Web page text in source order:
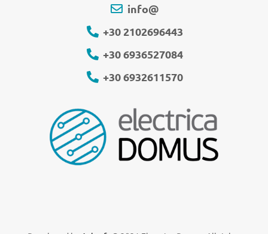
info@
+30 2102696443
+30 6936527084
+30 6932611570